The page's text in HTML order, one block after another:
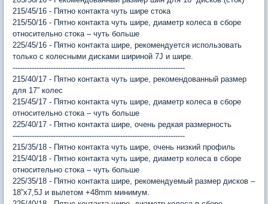
215/45/16 - Пятно контакта чуть шире стока
215/50/16 - Пятно контакта чуть шире, диаметр колеса в сборе
относительно стока – чуть больше
225/45/16 - Пятно контакта шире, рекомендуется использовать
только с колесными дисками шириной 7J и шире.
------------------------------------------------------------------------
215/40/17 - Пятно контакта чуть шире, рекомендованный размер
для 17” колес
215/45/17 - Пятно контакта чуть шире, диаметр колеса в сборе
относительно стока – чуть больше
225/40/17 - Пятно контакта шире, очень редкая размерность
------------------------------------------------------------------------
215/35/18 - Пятно контакта чуть шире, очень низкий профиль
215/40/18 - Пятно контакта чуть шире, диаметр колеса в сборе
относительно стока – чуть больше
225/35/18 - Пятно контакта шире, рекомендуемый размер дисков –
18”x7,5J и вылетом +48mm минимум.